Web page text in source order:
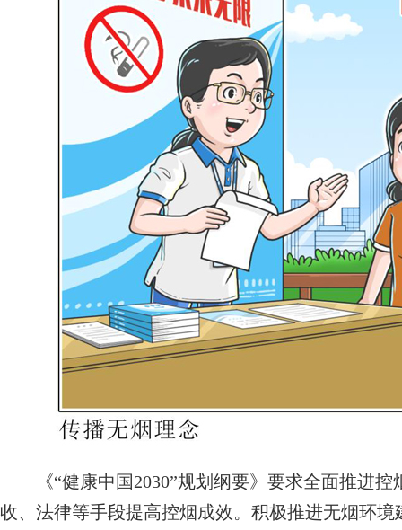
《“健康中国2030”规划纲要》要求全面推进控
收、法律等手段提高控烟成效。积极推进无烟环